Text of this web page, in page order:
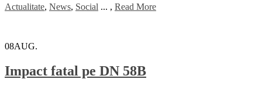
Actualitate, News, Social ... , Read More
08AUG.
Impact fatal pe DN 58B